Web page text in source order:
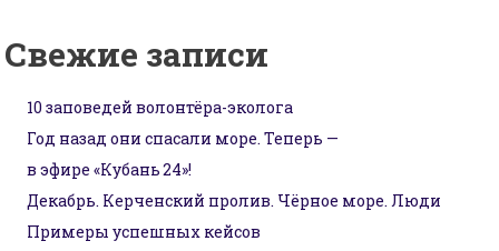
Свежие записи
10 заповедей волонтёра-эколога
Год назад они спасали море. Теперь —
в эфире «Кубань 24»!
Декабрь. Керченский пролив. Чёрное море. Люди
Примеры успешных кейсов